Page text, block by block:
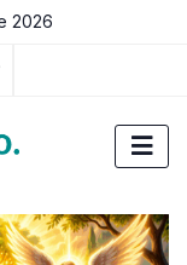
2026